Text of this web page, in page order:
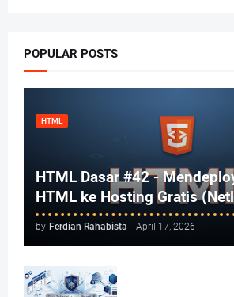
POPULAR POSTS
HTML
HTML Dasar #42 -
HTML ke Hosting Gratis
by Ferdian Rahabista - April 17, 2026